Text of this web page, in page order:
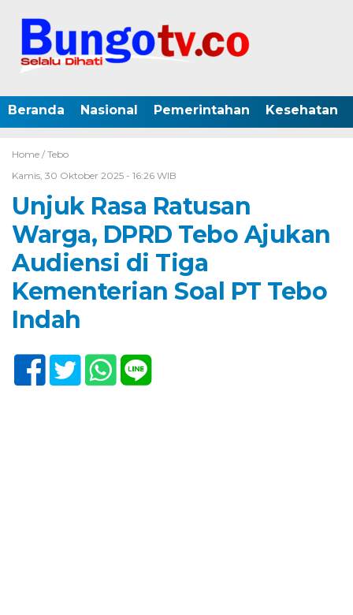
Beranda Nasional Pemerintahan Kesehatan
Home / Tebo
Kamis, 30 Oktober 2025 - 16:26 WIB
Unjuk Rasa Ratusan
Warga, DPRD Tebo Ajukan
Audiensi di Tiga
Kementerian Soal PT Tebo
Indah